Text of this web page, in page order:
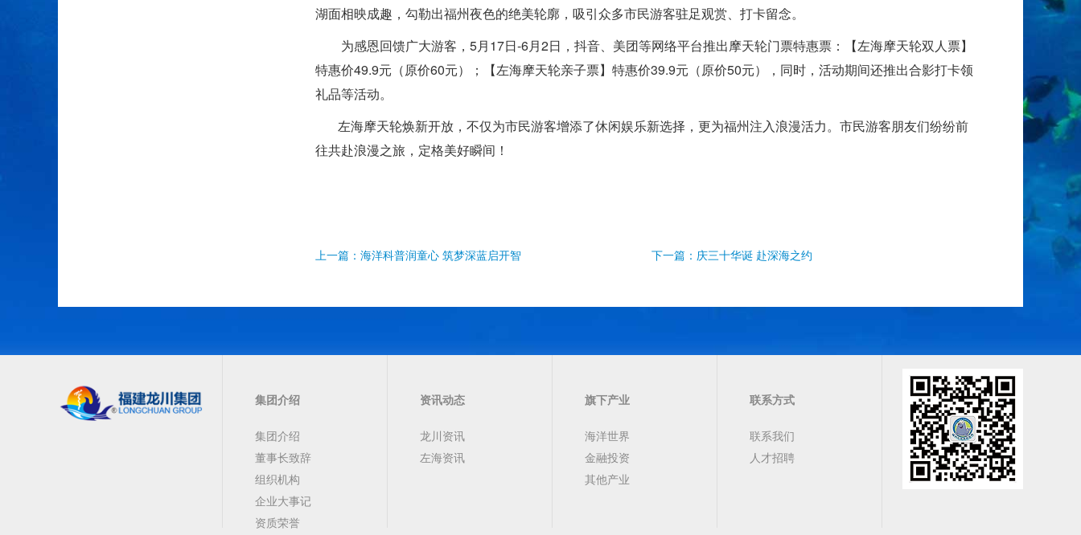
湖面相映成趣，勾勒出福州夜色的绝美轮廓，吸引众多市民游客驻足观赏、打卡留念。
为感恩回馈广大游客，5月17日-6月2日，抖音、美团等网络平台推出摩天轮门票特惠票：【左海摩天轮双人票】
特惠价49.9元（原价60元）；【左海摩天轮亲子票】特惠价39.9元（原价50元），同时，活动期间还推出合影打卡领
礼品等活动。
左海摩天轮焕新开放，不仅为市民游客增添了休闲娱乐新选择，更为福州注入浪漫活力。市民游客朋友们纷纷前
往共赴浪漫之旅，定格美好瞬间！
上一篇：海洋科普润童心 筑梦深蓝启开智 下一篇：庆三十华诞 赴深海之约
集团介绍
集团介绍
董事长致辞
组织机构
企业大事记
资质荣誉
资讯动态
龙川资讯
左海资讯
旗下产业
海洋世界
金融投资
其他产业
联系方式
联系我们
人才招聘